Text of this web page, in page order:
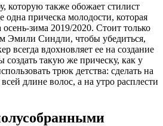
которую также обожает стилист
прическа молодости, которая
осень-зима 2019/2020. Стоит только
Эмили Синдли, чтобы убедиться,
всегда вдохновляет ее на создание
создать такую же прическу, как у
трюк детства: сделать на
длине волос, а на утро расплести